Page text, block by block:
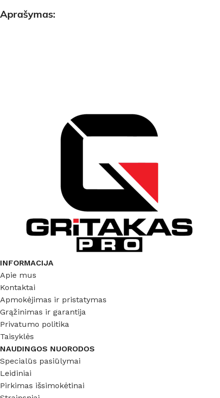
Aprašymas:
INFORMACIJA
Apie mus
Kontaktai
Apmokėjimas ir pristatymas
Grąžinimas ir garantija
Privatumo politika
Taisyklės
NAUDINGOS NUORODOS
Specialūs pasiūlymai
Leidiniai
Pirkimas išsimokėtinai